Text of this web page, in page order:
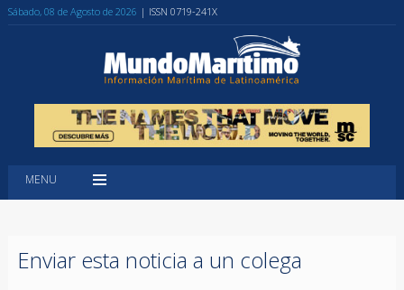
Sábado, 08 de Agosto de 2026 | ISSN 0719-241X
MENU
Enviar esta noticia a un colega